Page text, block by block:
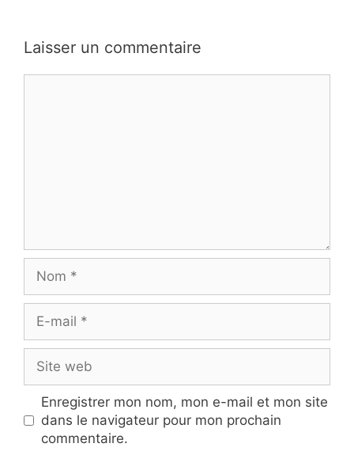
Laisser un commentaire
mail
web
Enregistrer mon nom, mon e-mail et mon site
dans le navigateur pour mon prochain
commentaire.